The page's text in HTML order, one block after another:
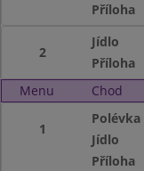
Příloha
2
Jídlo
Příloha
Menu
Chod
1
Polévka
Jídlo
Příloha